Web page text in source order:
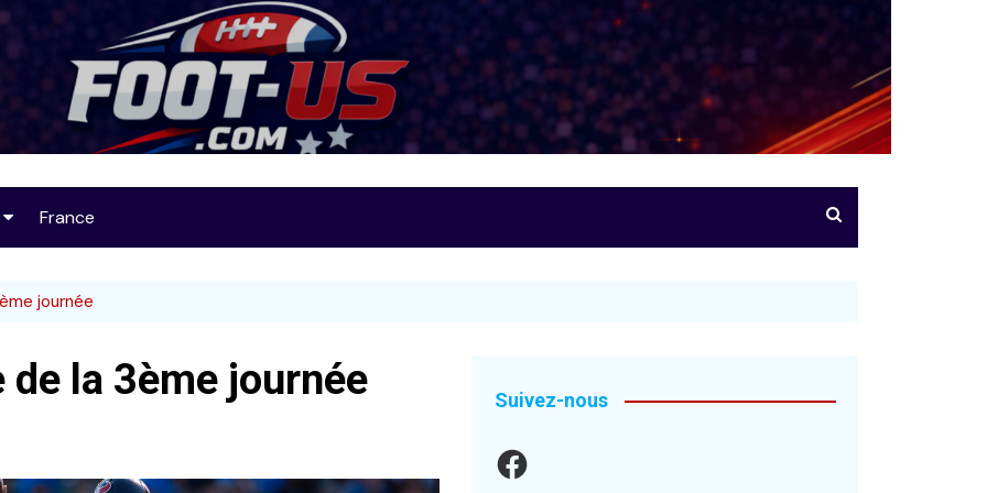
Foot-US
France
journée
de la 3ème journée Suivez-nous
Facebook